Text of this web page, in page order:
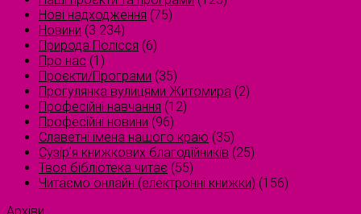
Нові надходження (75)
Новини (3 234)
Природа Полісся (6)
Про нас (1)
Проєкти/Програми (35)
Прогулянка вулицями Житомира (2)
Професійні навчання (12)
Професійні новини (96)
Славетні імена нашого краю (35)
Сузірʼя книжкових благодійників (25)
Твоя бібліотека читає (55)
Читаємо онлайн (електронні книжки) (156)